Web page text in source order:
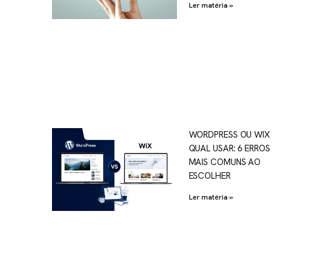
Ler matéria »
WORDPRESS OU WIX
QUAL USAR: 6 ERROS
MAIS COMUNS AO
ESCOLHER
Ler matéria »